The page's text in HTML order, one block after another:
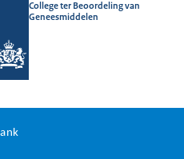
College ter Beoordeling van
Geneesmiddelen